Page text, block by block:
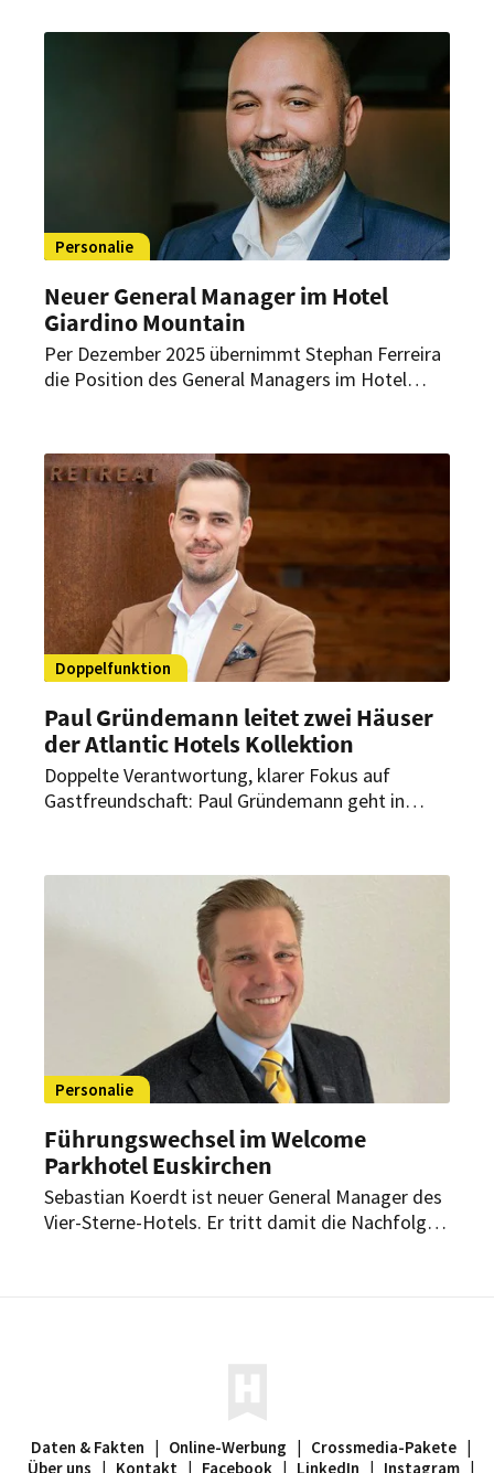
Beförderung.
Personalie
Neuer General Manager im Hotel
Giardino Mountain
Per Dezember 2025 übernimmt Stephan Ferreira
die Position des General Managers im Hotel
erfahrene Führungspersönlichkeit, die für
persönliche Gastfreundschaft, Qualität und eine
klare operative Ausrichtung steht.
Doppelfunktion
Paul Gründemann leitet zwei Häuser
der Atlantic Hotels Kollektion
Doppelte Verantwortung, klarer Fokus auf
Gastfreundschaft: Paul Gründemann geht in
Hotel München der Atlantic Hotels Kollektion.
Personalie
Führungswechsel im Welcome
Parkhotel Euskirchen
Sebastian Koerdt ist neuer General Manager des
Vier-Sterne-Hotels. Er tritt damit die Nachfolge
Daten & Fakten | Online-Werbung | Crossmedia-Pakete |
Über uns | Kontakt | Facebook | LinkedIn | Instagram |